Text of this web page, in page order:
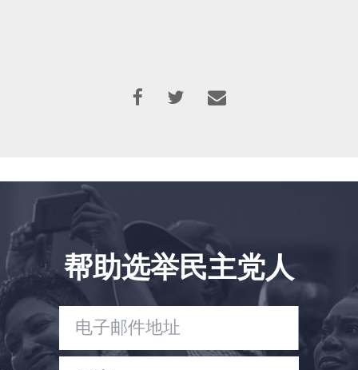
首页
Shop
Take Back the Courts
帮助选举民主党人